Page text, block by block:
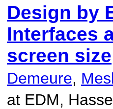
Design by
Interfaces
screen size
Demeure,
at EDM,